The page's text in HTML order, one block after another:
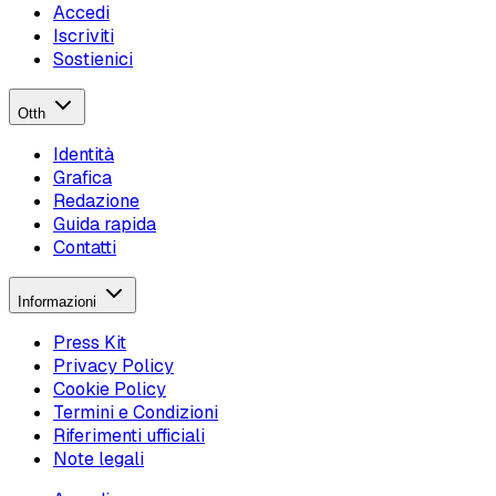
Accedi
Iscriviti
Sostienici
Otth
Identità
Grafica
Redazione
Guida rapida
Contatti
Informazioni
Press Kit
Privacy Policy
Cookie Policy
Termini e Condizioni
Riferimenti ufficiali
Note legali